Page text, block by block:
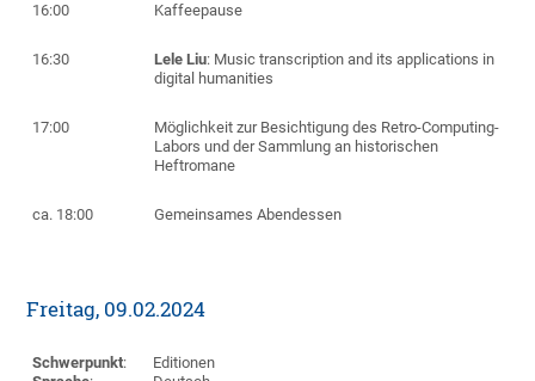
16:00 Kaffeepause
16:30 Lele Liu: Music transcription and its applications in
digital humanities
17:00
Möglichkeit zur Besichtigung des Retro-Computing-
Labors und der Sammlung an historischen
Heftromane
ca. 18:00 Gemeinsames Abendessen
Freitag, 09.02.2024
Schwerpunkt:
Editionen